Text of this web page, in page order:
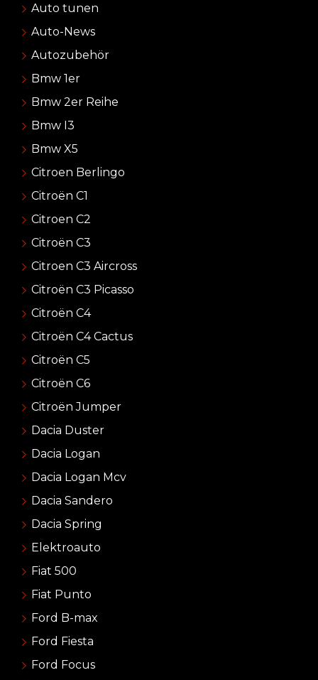
Auto tunen
Auto-News
Autozubehör
Bmw 1er
Bmw 2er Reihe
Bmw I3
Bmw X5
Citroen Berlingo
Citroën C1
Citroen C2
Citroën C3
Citroen C3 Aircross
Citroën C3 Picasso
Citroën C4
Citroën C4 Cactus
Citroën C5
Citroën C6
Citroën Jumper
Dacia Duster
Dacia Logan
Dacia Logan Mcv
Dacia Sandero
Dacia Spring
Elektroauto
Fiat 500
Fiat Punto
Ford B-max
Ford Fiesta
Ford Focus